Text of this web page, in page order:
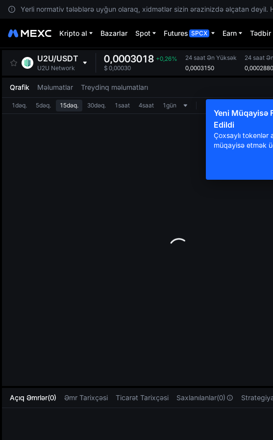
Yerli normativ tələblərə uyğun olaraq, xidmətlər sizin ərazinizdə əlçatan deyil.
Kripto al Bazarlar Spot Futures SPCX Earn Tədbir
U2U/USDT
U2U Network
0,0003018 +0,26%
$ 0,00030
24 saat Ən Yüksək
0,0003150
24 saat
0,0002880
Qrafik Məlumatlar Treydinq məlumatları
Yeni Müqayisə
Edildi
Çoxsaylı tokenlər
müqayisə etmək
1dəq. 5dəq. 15dəq. 30dəq. 1saat 4saat 1gün
Açıq Əmrlər(0) Əmr Tarixçəsi Ticarət Tarixçəsi Saxlanılanlar(0)